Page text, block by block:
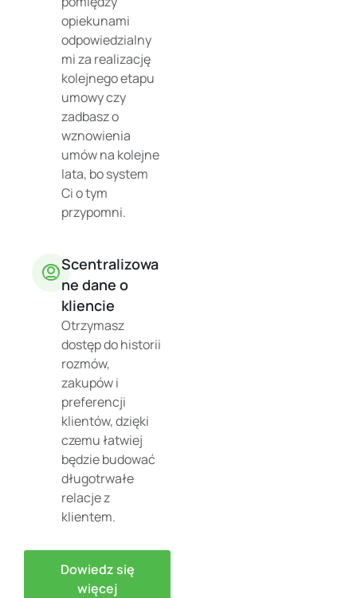
opiekunami
odpowiedzialny
mi za realizację
kolejnego etapu
umowy czy
zadbasz o
wznowienia
umów na kolejne
lata, bo system
Ci o tym
przypomni.
Scentralizowa
ne dane o
kliencie
Otrzymasz
dostęp do historii
rozmów,
zakupów i
preferencji
klientów, dzięki
czemu łatwiej
będzie budować
długotrwałe
relacje z
klientem.
Dowiedz się
więcej